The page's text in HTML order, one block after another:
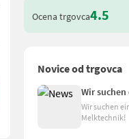
Rahmen verzinkt
Ocena trgovca4.5
Novice od trgovca
Wir suchen
Wir suchen
Melktechnik!